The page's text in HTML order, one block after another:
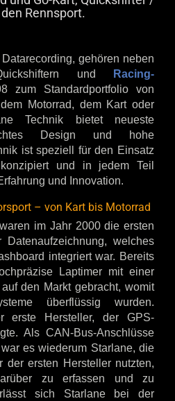
Rennsport.
gehören neben
und
Racing-
zum Standardportfolio von
Motorrad, dem Kart oder
Technik bietet neueste
Design und hohe
ist speziell für den Einsatz
und in jedem Teil
und Innovation.
– von Kart bis Motorrad
im Jahr 2000 die ersten
welches
integriert war. Bereits
Laptimer mit einer
den Markt gebracht, womit
überflüssig wurden.
erste Hersteller, der GPS-
Als CAN-Bus-Anschlüsse
es wiederum Starlane, die
der ersten Hersteller nutzten,
zu erfassen und zu
sich Starlane bei der